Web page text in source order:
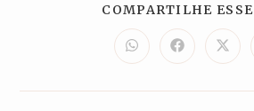
COMPARTILHE
Abre
em
nova
Abre
em
nova
Abre
em
nova